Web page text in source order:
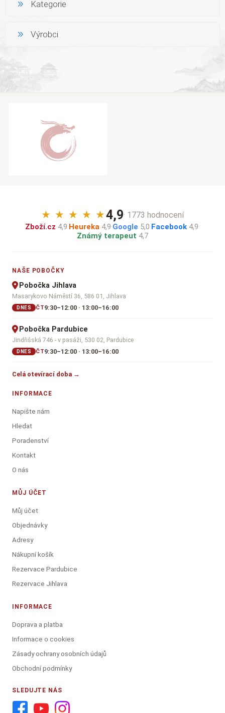
Kategorie
Výrobci
★ ★ ★ ★ ★4,9· 1773 hodnocení
Zboží.cz 4,9·Heureka 4,9·Google 5,0·Facebook 4,9·
Známý terapeut 4,7
NAŠE POBOČKY
Pobočka Jihlava
Masarykovo Náměstí 36, 586 01, Jihlava
DNES ČT9:30–12:00 · 13:00–16:00
Pobočka Pardubice
Jindřišská 746 - v pasáži, 530 02, Pardubice
DNES ČT9:30–12:00 · 13:00–16:00
Celá otevírací doba →
INFORMACE
Napište nám
Hledat
Poradenství
Kontakt
O nás
MŮJ ÚČET
Můj účet
Objednávky
Adresy
Nákupní košík
Rezervace Pardubice
Rezervace Jihlava
INFORMACE
Doprava a platba
Informace o cookies
Zásady ochrany osobních údajů
Obchodní podmínky
SLEDUJTE NÁS